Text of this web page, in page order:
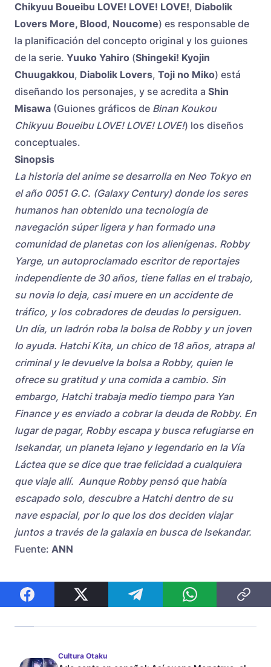
Chikyuu Boueibu LOVE! LOVE! LOVE!, Diabolik
Lovers More, Blood, Noucome) es responsable de
la planificación del concepto original y los guiones
de la serie. Yuuko Yahiro (Shingeki! Kyojin
Chuugakkou, Diabolik Lovers, Toji no Miko) está
diseñando los personajes, y se acredita a Shin
Misawa (Guiones gráficos de Binan Koukou
Chikyuu Boueibu LOVE! LOVE! LOVE!) los diseños
conceptuales.
Sinopsis
La historia del anime se desarrolla en Neo Tokyo en
el año 0051 G.C. (Galaxy Century) donde los seres
humanos han obtenido una tecnología de
navegación súper ligera y han formado una
comunidad de planetas con los alienígenas. Robby
Yarge, un autoproclamado escritor de reportajes
independiente de 30 años, tiene fallas en el trabajo,
su novia lo deja, casi muere en un accidente de
tráfico, y los cobradores de deudas lo persiguen.
Un día, un ladrón roba la bolsa de Robby y un joven
lo ayuda. Hatchi Kita, un chico de 18 años, atrapa al
criminal y le devuelve la bolsa a Robby, quien le
ofrece su gratitud y una comida a cambio. Sin
embargo, Hatchi trabaja medio tiempo para Yan
Finance y es enviado a cobrar la deuda de Robby. En
lugar de pagar, Robby escapa y busca refugiarse en
Isekandar, un planeta lejano y legendario en la Vía
Láctea que se dice que trae felicidad a cualquiera
que viaje allí. Aunque Robby pensó que había
escapado solo, descubre a Hatchi dentro de su
nave espacial, por lo que los dos deciden viajar
juntos a través de la galaxia en busca de Isekandar.
Fuente: ANN
Cultura Otaku